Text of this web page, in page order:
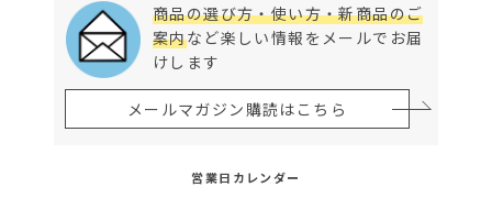
商品の選び方・使い方・新商品のご
案内など楽しい情報をメールでお届
けします
メールマガジン購読はこちら
営業日カレンダー